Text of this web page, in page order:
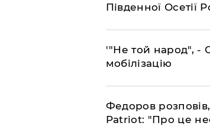
Південної Осетії
​'"Не той народ", -
мобілізацію
​Федоров
Patriot: "Про це